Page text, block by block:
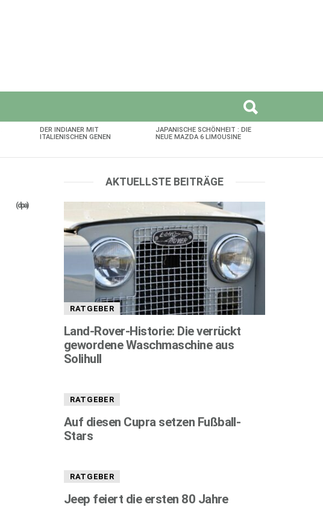
DER INDIANER MIT
ITALIENISCHEN GENEN
JAPANISCHE SCHÖNHEIT : DIE
NEUE MAZDA 6 LIMOUSINE
(dpa)
AKTUELLSTE BEITRÄGE
RATGEBER
Land-Rover-Historie: Die verrückt
gewordene Waschmaschine aus
Solihull
RATGEBER
Auf diesen Cupra setzen Fußball-
Stars
RATGEBER
Jeep feiert die ersten 80 Jahre